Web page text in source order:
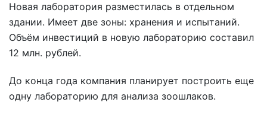
Новая лаборатория разместилась в отдельном
здании. Имеет две зоны: хранения и испытаний.
Объём инвестиций в новую лабораторию составил
12 млн. рублей.
До конца года компания планирует построить еще
одну лабораторию для анализа зоошлаков.